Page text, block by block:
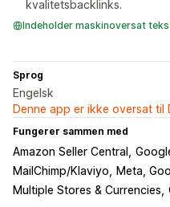
kvalitetsbacklinks.
Indeholder maskinoversat
Sprog
Engelsk
Denne app er ikke oversat til
Fungerer sammen med
Amazon Seller Central
MailChimp/Klaviyo
Meta,
Multiple Stores & Currencies